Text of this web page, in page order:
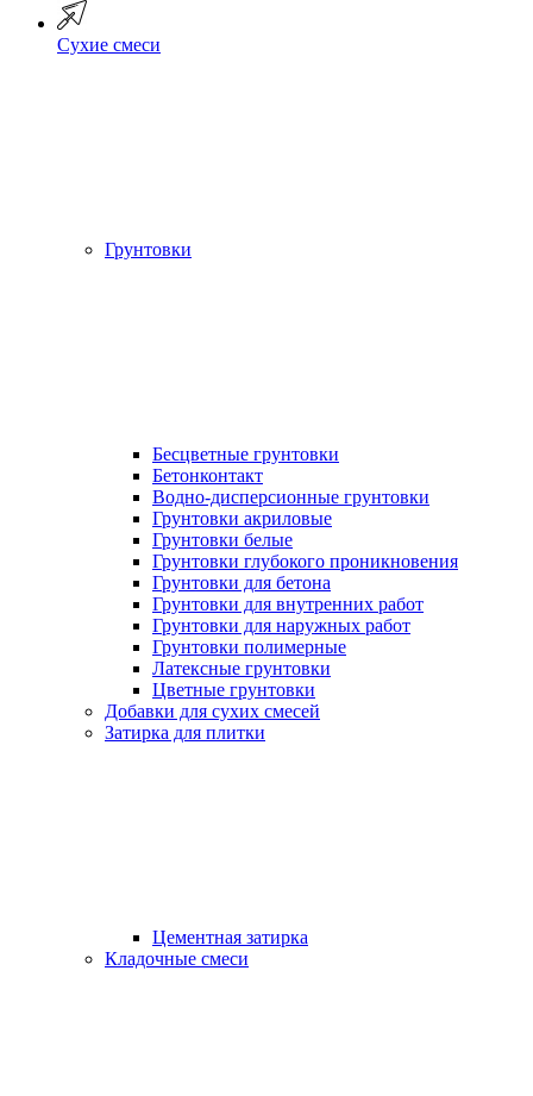
Сухие смеси
Грунтовки
Бесцветные грунтовки
Бетонконтакт
Водно-дисперсионные грунтовки
Грунтовки акриловые
Грунтовки белые
Грунтовки глубокого проникновения
Грунтовки для бетона
Грунтовки для внутренних работ
Грунтовки для наружных работ
Грунтовки полимерные
Латексные грунтовки
Цветные грунтовки
Добавки для сухих смесей
Затирка для плитки
Цементная затирка
Кладочные смеси